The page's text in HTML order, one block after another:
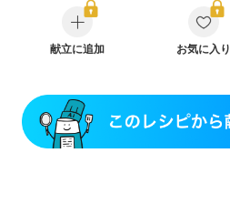
フレイル（年齢に合わせた体作り）
ニキビ・肌荒れ
更年期
献立に追加 お気に入り